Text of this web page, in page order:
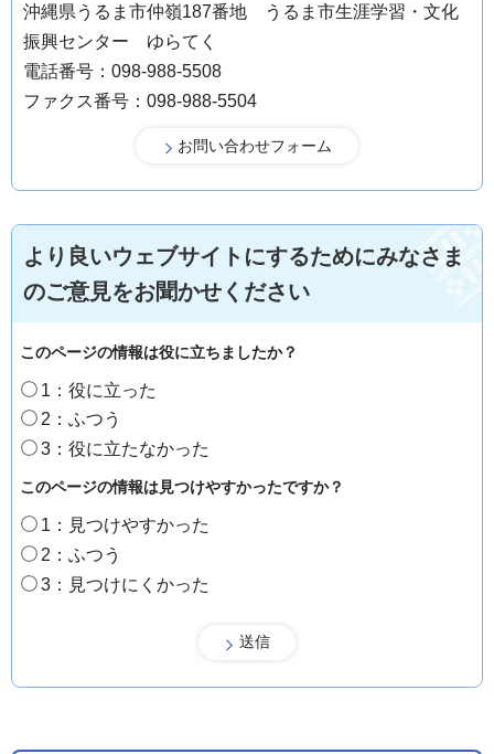
沖縄県うるま市仲嶺187番地 うるま市生涯学習・文化
振興センター ゆらてく
電話番号：098-988-5508
ファクス番号：098-988-5504
より良いウェブサイトにするためにみなさま
のご意見をお聞かせください
このページの情報は役に立ちましたか？
1：役に立った
2：ふつう
3：役に立たなかった
このページの情報は見つけやすかったですか？
1：見つけやすかった
2：ふつう
3：見つけにくかった